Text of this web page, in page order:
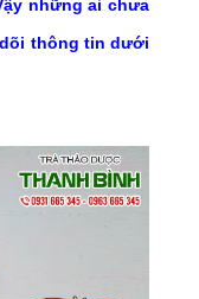
những ai chưa
thông tin dưới